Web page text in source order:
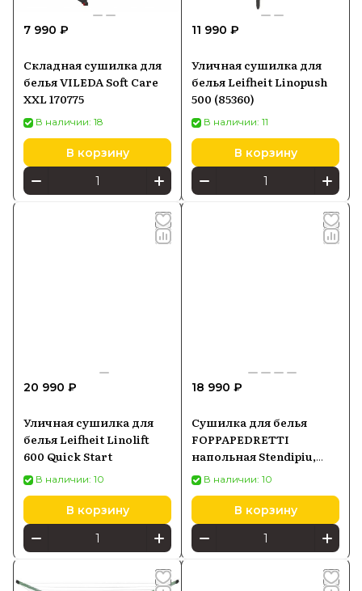
7 990 ₽
Складная сушилка для
белья VILEDA Soft Care
XXL 170775
В наличии: 18
В корзину
11 990 ₽
Уличная сушилка для
белья Leifheit Linopush
500 (85360)
В наличии: 11
В корзину
20 990 ₽
Уличная сушилка для
белья Leifheit Linolift
600 Quick Start
В наличии: 10
В корзину
18 990 ₽
Сушилка для белья
FOPPAPEDRETTI
напольная Stendipiu,
whiteВ наличии: 10
В корзину